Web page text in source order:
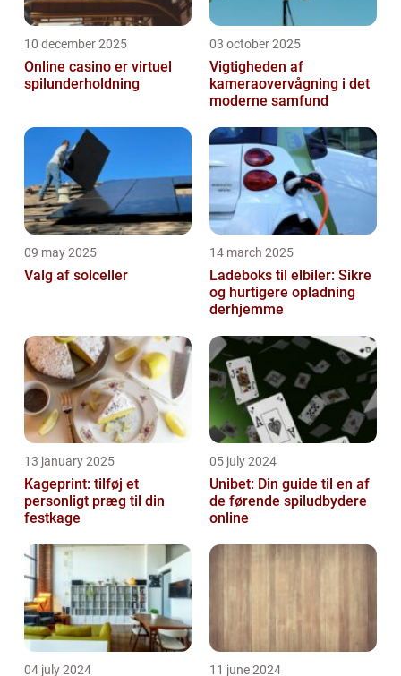
10 december 2025
Online casino er virtuel
spilunderholdning
03 october 2025
Vigtigheden af
kameraovervågning i det
moderne samfund
09 may 2025
Valg af solceller
14 march 2025
Ladeboks til elbiler: Sikre
og hurtigere opladning
derhjemme
13 january 2025
Kageprint: tilføj et
personligt præg til din
festkage
05 july 2024
Unibet: Din guide til en af
de førende spiludbydere
online
04 july 2024 11 june 2024